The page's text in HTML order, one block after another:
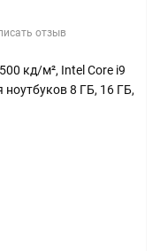
отзыв
кд/м², Intel Core i9
ноутбуков 8 ГБ, 16 ГБ,